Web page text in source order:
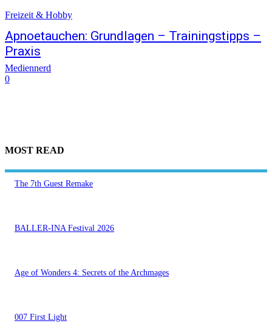
Freizeit & Hobby
Apnoetauchen: Grundlagen – Trainingstipps –
Praxis
Mediennerd
0
MOST READ
The 7th Guest Remake
BALLER-INA Festival 2026
Age of Wonders 4: Secrets of the Archmages
007 First Light